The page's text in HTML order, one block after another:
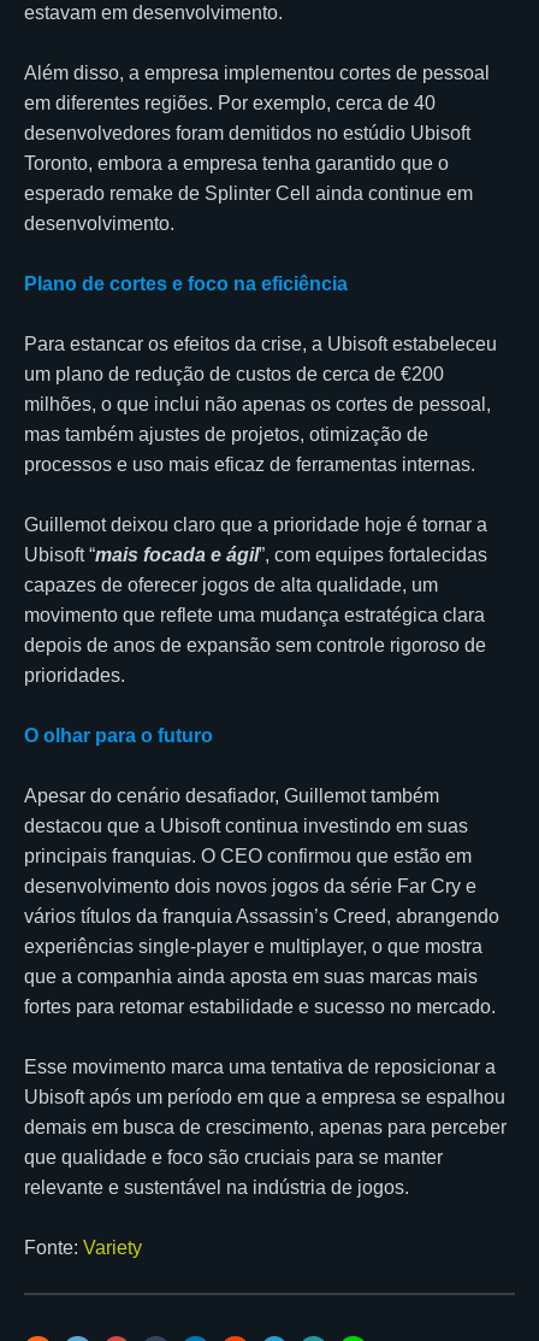
estavam em desenvolvimento.
Além disso, a empresa implementou cortes de pessoal
em diferentes regiões. Por exemplo, cerca de 40
desenvolvedores foram demitidos no estúdio Ubisoft
Toronto, embora a empresa tenha garantido que o
esperado remake de Splinter Cell ainda continue em
desenvolvimento.
Plano de cortes e foco na eficiência
Para estancar os efeitos da crise, a Ubisoft estabeleceu
um plano de redução de custos de cerca de €200
milhões, o que inclui não apenas os cortes de pessoal,
mas também ajustes de projetos, otimização de
processos e uso mais eficaz de ferramentas internas.
Guillemot deixou claro que a prioridade hoje é tornar a
Ubisoft “mais focada e ágil”, com equipes fortalecidas
capazes de oferecer jogos de alta qualidade, um
movimento que reflete uma mudança estratégica clara
depois de anos de expansão sem controle rigoroso de
prioridades.
O olhar para o futuro
Apesar do cenário desafiador, Guillemot também
destacou que a Ubisoft continua investindo em suas
principais franquias. O CEO confirmou que estão em
desenvolvimento dois novos jogos da série Far Cry e
vários títulos da franquia Assassin’s Creed, abrangendo
experiências single-player e multiplayer, o que mostra
que a companhia ainda aposta em suas marcas mais
fortes para retomar estabilidade e sucesso no mercado.
Esse movimento marca uma tentativa de reposicionar a
Ubisoft após um período em que a empresa se espalhou
demais em busca de crescimento, apenas para perceber
que qualidade e foco são cruciais para se manter
relevante e sustentável na indústria de jogos.
Fonte: Variety